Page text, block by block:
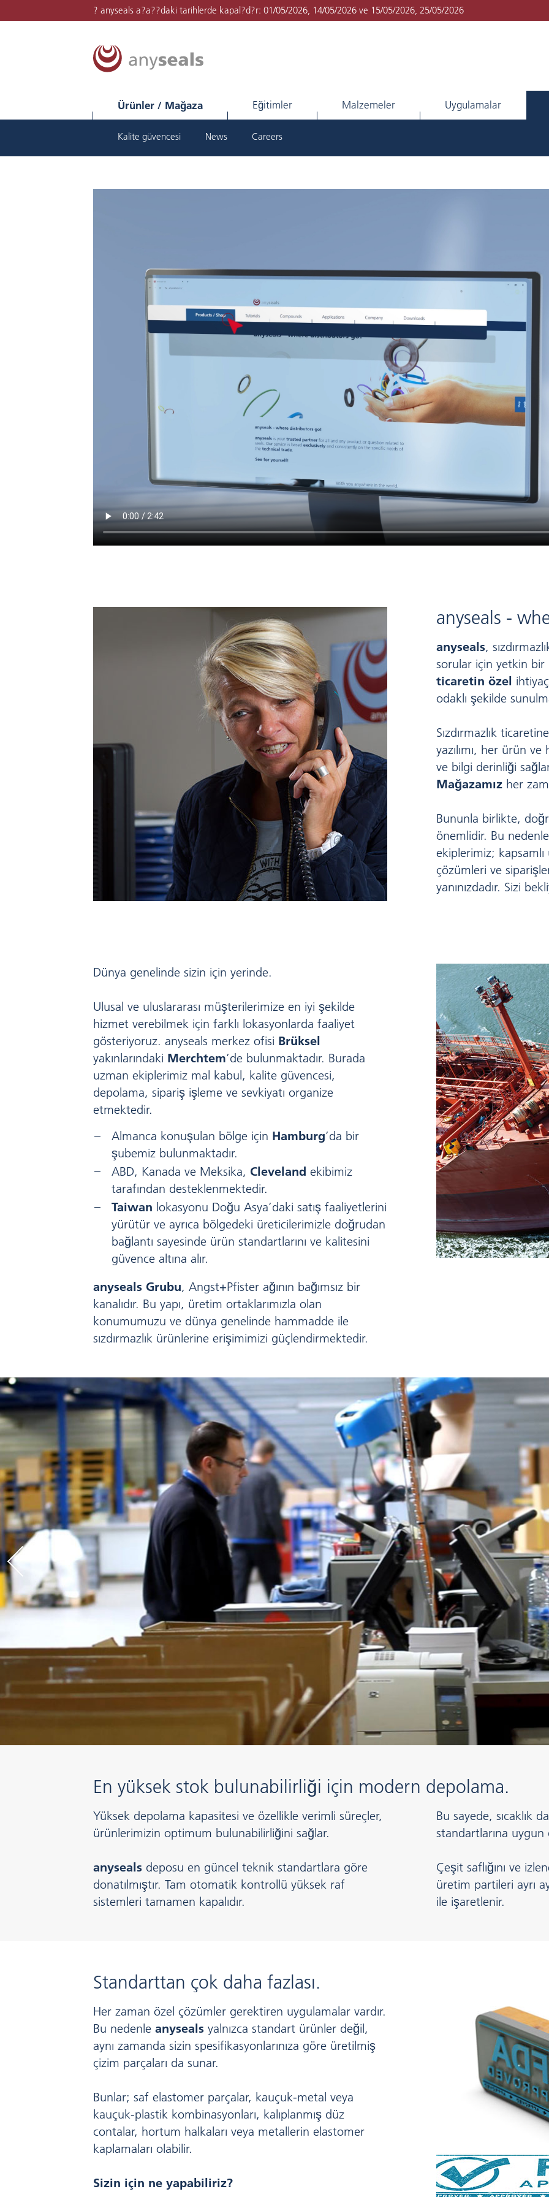
? anyseals a?a??daki tarihlerde kapal?d?r: 01/05/2026, 14/05/2026 ve 15/05/2026, 25/05/2026
Ürünler / Mağaza Eğitimler Malzemeler Uygulamalar
Kalite güvencesi News Careers
anyseals -
anyseals,
sorular için yetkin bir
ticaretin özel
odaklı şekilde
Sızdırmazlık
yazılımı, her ürün
ve bilgi derinliği
Mağazamız her
Bununla birlikte,
önemlidir. Bu
ekiplerimiz;
çözümleri ve
yanınızdadır. Sizi
Dünya genelinde sizin için yerinde.
Ulusal ve uluslararası müşterilerimize en iyi şekilde
hizmet verebilmek için farklı lokasyonlarda faaliyet
gösteriyoruz. anyseals merkez ofisi Brüksel
yakınlarındaki Merchtem’de bulunmaktadır. Burada
uzman ekiplerimiz mal kabul, kalite güvencesi,
depolama, sipariş işleme ve sevkiyatı organize
etmektedir.
Almanca konuşulan bölge için Hamburg’da bir
şubemiz bulunmaktadır.
ABD, Kanada ve Meksika, Cleveland ekibimiz
tarafından desteklenmektedir.
Taiwan lokasyonu Doğu Asya’daki satış faaliyetlerini
yürütür ve ayrıca bölgedeki üreticilerimizle doğrudan
bağlantı sayesinde ürün standartlarını ve kalitesini
güvence altına alır.
anyseals Grubu, Angst+Pfister ağının bağımsız bir
kanalıdır. Bu yapı, üretim ortaklarımızla olan
konumumuzu ve dünya genelinde hammadde ile
sızdırmazlık ürünlerine erişimimizi güçlendirmektedir.
En yüksek stok bulunabilirliği için modern depolama.
Yüksek depolama kapasitesi ve özellikle verimli süreçler,
ürünlerimizin optimum bulunabilirliğini sağlar.
anyseals deposu en güncel teknik standartlara göre
donatılmıştır. Tam otomatik kontrollü yüksek raf
sistemleri tamamen kapalıdır.
Bu sayede, sıcaklık
standartlarına
Çeşit saflığını ve
üretim partileri ayrı
ile işaretlenir.
Standarttan çok daha fazlası.
Her zaman özel çözümler gerektiren uygulamalar vardır.
Bu nedenle anyseals yalnızca standart ürünler değil,
aynı zamanda sizin spesifikasyonlarınıza göre üretilmiş
çizim parçaları da sunar.
Bunlar; saf elastomer parçalar, kauçuk-metal veya
kauçuk-plastik kombinasyonları, kalıplanmış düz
contalar, hortum halkaları veya metallerin elastomer
kaplamaları olabilir.
Sizin için ne yapabiliriz?